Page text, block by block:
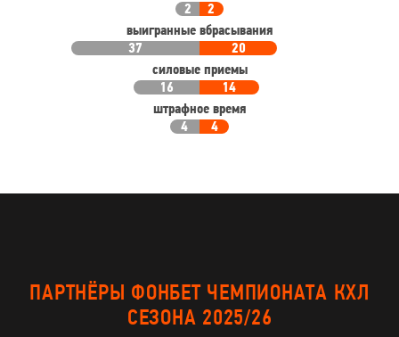
2
2
выигранные вбрасывания
37
20
силовые приемы
16
14
штрафное время
4
4
ПАРТНЁРЫ ФОНБЕТ ЧЕМПИОНАТА КХЛ
СЕЗОНА 2025/26